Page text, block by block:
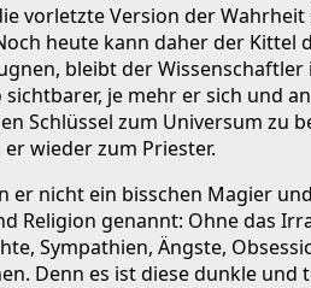
vorletzte Version der Wahrheit
heute kann daher der Kittel
bleibt der
je mehr er sich und
Schlüssel zum Universum zu
wieder zum Priester.
nicht ein bisschen Magier
Religion genannt: Ohne das
Sympathien, Ängste,
Denn es ist diese dunkle und